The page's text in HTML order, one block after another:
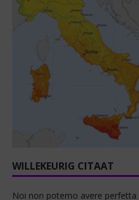
WILLEKEURIG CITAAT
Noi non potemo avere perfetta